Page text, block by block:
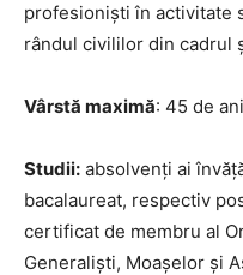
profesioniști în activitate
rândul civililor din cadrul
Vârstă maximă: 45 de
Studii: absolvenți ai
bacalaureat, respectiv
certificat de membru al
Generaliști, Moașelor și